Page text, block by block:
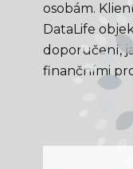
osobám.
DataLife
doporučení,
finančními